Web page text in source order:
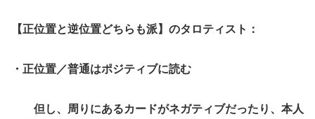
【正位置と逆位置どちらも派】のタロティスト：
・正位置／普通はポジティブに読む
但し、周りにあるカードがネガティブだったり、本人